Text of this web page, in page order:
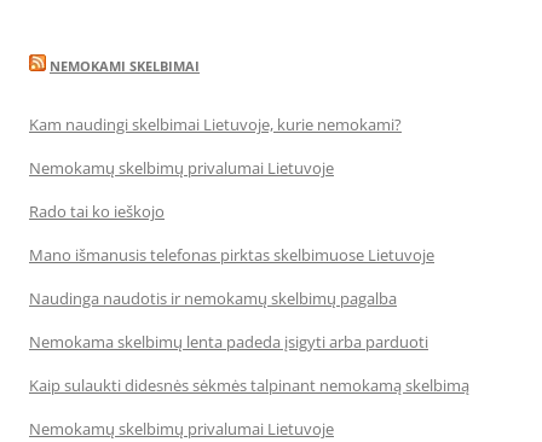
NEMOKAMI SKELBIMAI
Kam naudingi skelbimai Lietuvoje, kurie nemokami?
Nemokamų skelbimų privalumai Lietuvoje
Rado tai ko ieškojo
Mano išmanusis telefonas pirktas skelbimuose Lietuvoje
Naudinga naudotis ir nemokamų skelbimų pagalba
Nemokama skelbimų lenta padeda įsigyti arba parduoti
Kaip sulaukti didesnės sėkmės talpinant nemokamą skelbimą
Nemokamų skelbimų privalumai Lietuvoje